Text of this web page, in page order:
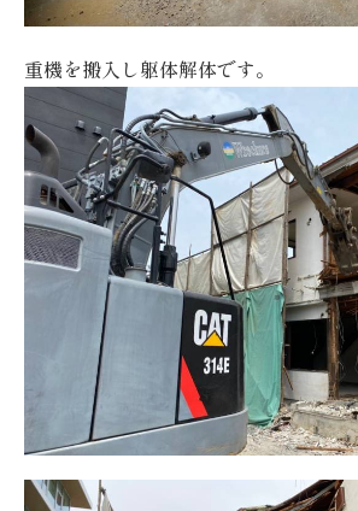
重機を搬入し躯体解体です。